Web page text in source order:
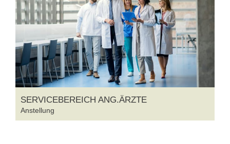
SERVICEBEREICH ANG.ÄRZTE
Anstellung